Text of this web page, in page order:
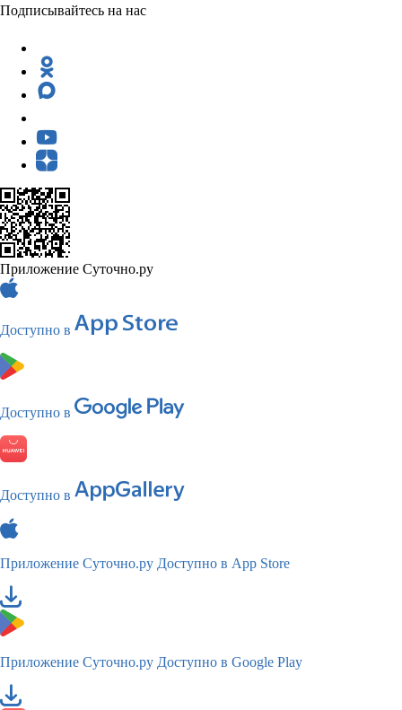
Подписывайтесь на нас
Приложение Суточно.ру
Доступно в
Доступно в
Доступно в
Приложение Суточно.ру Доступно в App Store
Приложение Суточно.ру Доступно в Google Play